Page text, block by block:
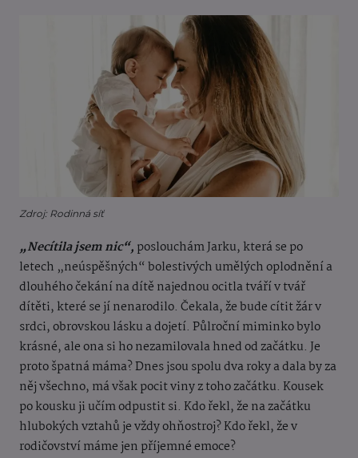
Zdroj: Rodinná síť
„Necítila jsem nic“, poslouchám Jarku, která se po
letech „neúspěšných“ bolestivých umělých oplodnění a
dlouhého čekání na dítě najednou ocitla tváří v tvář
dítěti, které se jí nenarodilo. Čekala, že bude cítit žár v
srdci, obrovskou lásku a dojetí. Půlroční miminko bylo
krásné, ale ona si ho nezamilovala hned od začátku. Je
proto špatná máma? Dnes jsou spolu dva roky a dala by za
něj všechno, má však pocit viny z toho začátku. Kousek
po kousku ji učím odpustit si. Kdo řekl, že na začátku
hlubokých vztahů je vždy ohňostroj? Kdo řekl, že v
rodičovství máme jen příjemné emoce?